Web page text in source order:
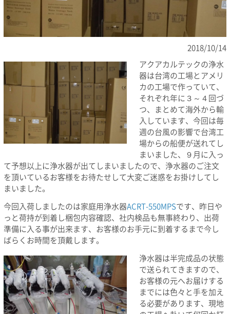
2018/10/14
アクアカルテックの浄水
器は台湾の工場とアメリ
カの工場で作っていて、
それぞれ年に３～４回づ
つ、まとめて海外から輸
入しています、今回は毎
週の台風の影響で台湾工
場からの船便が送れてし
まいました、９月に入っ
て予想以上に浄水器が出てしまいましたので、浄水器のご注文
を頂いているお客様をお待たせして大変ご迷惑をお掛けしてし
まいました。
今回入荷しましたのは家庭用浄水器ACRT-550MPSです、昨日や
っと荷持が到着し梱包内容確認、社内検品も無事終わり、出荷
準備に入る事が出来ます、お客様のお手元に到着するまで今し
ばらくお時間を頂戴します。
浄水器は半完成品の状態
で送られてきますので、
お客様の元へお届けする
までには色々と手を加え
る必要があります、現地